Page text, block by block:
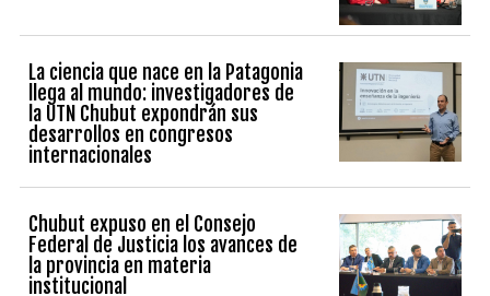
La ciencia que nace en la Patagonia
llega al mundo: investigadores de
la UTN Chubut expondrán sus
desarrollos en congresos
internacionales
Chubut expuso en el Consejo
Federal de Justicia los avances de
la provincia en materia
institucional